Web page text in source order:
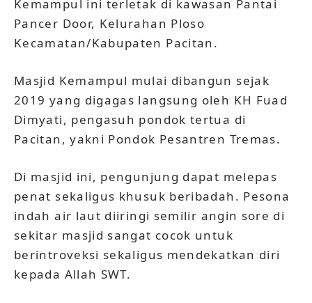
Kemampul ini terletak di kawasan Pantai
Pancer Door, Kelurahan Ploso
Kecamatan/Kabupaten Pacitan.
Masjid Kemampul mulai dibangun sejak
2019 yang digagas langsung oleh KH Fuad
Dimyati, pengasuh pondok tertua di
Pacitan, yakni Pondok Pesantren Tremas.
Di masjid ini, pengunjung dapat melepas
penat sekaligus khusuk beribadah. Pesona
indah air laut diiringi semilir angin sore di
sekitar masjid sangat cocok untuk
berintroveksi sekaligus mendekatkan diri
kepada Allah SWT.